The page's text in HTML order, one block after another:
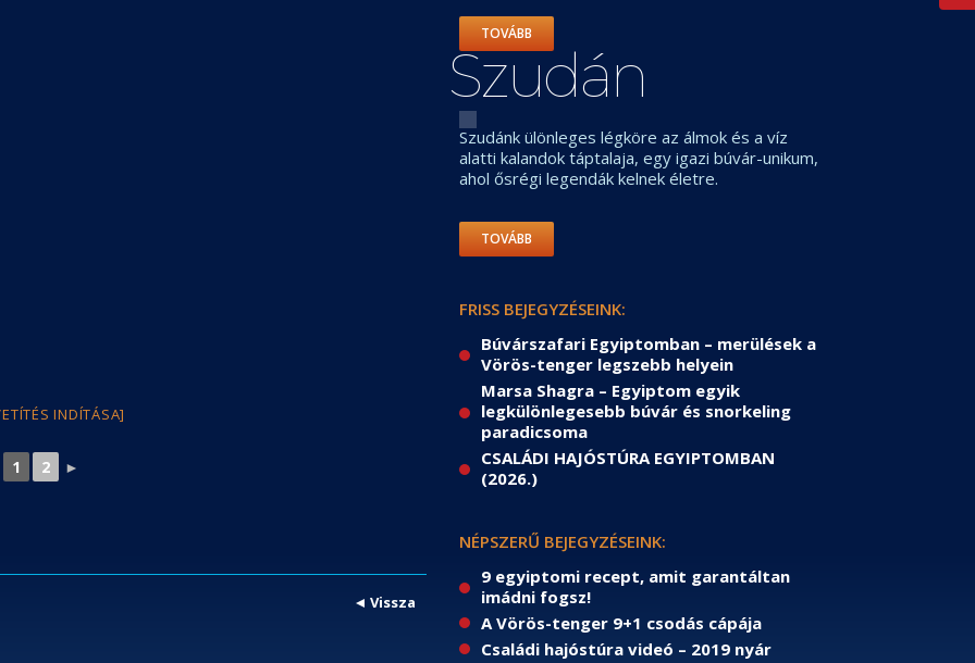
INDÍTÁSA]
1 2 ►
Vissza
TOVÁBB
Szudán
Szudánk ülönleges légköre az álmok és a víz
alatti kalandok táptalaja, egy igazi búvár-unikum,
ahol ősrégi legendák kelnek életre.
TOVÁBB
FRISS BEJEGYZÉSEINK:
Búvárszafari Egyiptomban – merülések a
Vörös-tenger legszebb helyein
Marsa Shagra – Egyiptom egyik
legkülönlegesebb búvár és snorkeling
paradicsoma
CSALÁDI HAJÓSTÚRA EGYIPTOMBAN
(2026.)
NÉPSZERŰ BEJEGYZÉSEINK:
9 egyiptomi recept, amit garantáltan
imádni fogsz!
A Vörös-tenger 9+1 csodás cápája
Családi hajóstúra videó – 2019 nyár